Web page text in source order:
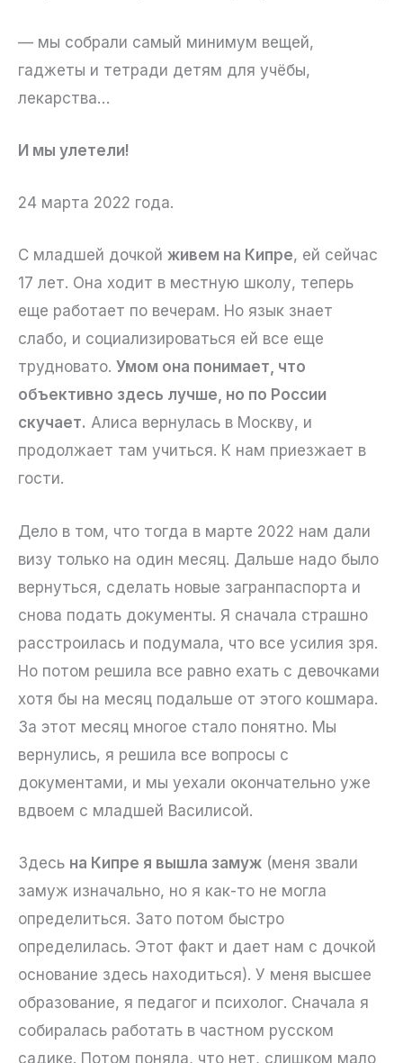
— мы собрали самый минимум вещей,
гаджеты и тетради детям для учёбы,
лекарства…
И мы улетели!
24 марта 2022 года.
С младшей дочкой живем на Кипре, ей сейчас
17 лет. Она ходит в местную школу, теперь
еще работает по вечерам. Но язык знает
слабо, и социализироваться ей все еще
трудновато. Умом она понимает, что
объективно здесь лучше, но по России
скучает. Алиса вернулась в Москву, и
продолжает там учиться. К нам приезжает в
гости.
Дело в том, что тогда в марте 2022 нам дали
визу только на один месяц. Дальше надо было
вернуться, сделать новые загранпаспорта и
снова подать документы. Я сначала страшно
расстроилась и подумала, что все усилия зря.
Но потом решила все равно ехать с девочками
хотя бы на месяц подальше от этого кошмара.
За этот месяц многое стало понятно. Мы
вернулись, я решила все вопросы с
документами, и мы уехали окончательно уже
вдвоем с младшей Василисой.
Здесь на Кипре я вышла замуж (меня звали
замуж изначально, но я как-то не могла
определиться. Зато потом быстро
определилась. Этот факт и дает нам с дочкой
основание здесь находиться). У меня высшее
образование, я педагог и психолог. Сначала я
собиралась работать в частном русском
садике. Потом поняла, что нет, слишком мало